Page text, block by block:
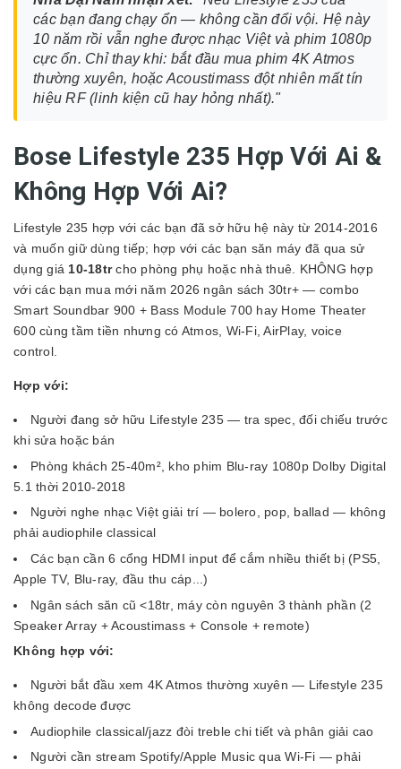
các bạn đang chạy ổn — không cần đổi vội. Hệ này
10 năm rồi vẫn nghe được nhạc Việt và phim 1080p
cực ổn. Chỉ thay khi: bắt đầu mua phim 4K Atmos
thường xuyên, hoặc Acoustimass đột nhiên mất tín
hiệu RF (linh kiện cũ hay hỏng nhất)."
Bose Lifestyle 235 Hợp Với Ai &
Không Hợp Với Ai?
Lifestyle 235 hợp với các bạn đã sở hữu hệ này từ 2014-2016
và muốn giữ dùng tiếp; hợp với các bạn săn máy đã qua sử
dụng giá 10-18trcho phòng phụ hoặc nhà thuê. KHÔNG hợp
với các bạn mua mới năm 2026 ngân sách 30tr+ — combo
Smart Soundbar 900 + Bass Module 700 hay Home Theater
600 cùng tầm tiền nhưng có Atmos, Wi-Fi, AirPlay, voice
control.
Hợp với:
Người đang sở hữu Lifestyle 235 — tra spec, đối chiếu trước
khi sửa hoặc bán
Phòng khách 25-40m², kho phim Blu-ray 1080p Dolby Digital
5.1 thời 2010-2018
Người nghe nhạc Việt giải trí — bolero, pop, ballad — không
phải audiophile classical
Các bạn cần 6 cổng HDMI input để cắm nhiều thiết bị (PS5,
Apple TV, Blu-ray, đầu thu cáp...)
Ngân sách săn cũ <18tr, máy còn nguyên 3 thành phần (2
Speaker Array + Acoustimass + Console + remote)
Không hợp với:
Người bắt đầu xem 4K Atmos thường xuyên — Lifestyle 235
không decode được
Audiophile classical/jazz đòi treble chi tiết và phân giải cao
Người cần stream Spotify/Apple Music qua Wi-Fi — phải